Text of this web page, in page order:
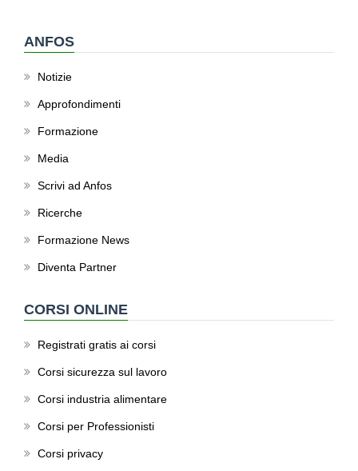
ANFOS
Notizie
Approfondimenti
Formazione
Media
Scrivi ad Anfos
Ricerche
Formazione News
Diventa Partner
CORSI ONLINE
Registrati gratis ai corsi
Corsi sicurezza sul lavoro
Corsi industria alimentare
Corsi per Professionisti
Corsi privacy